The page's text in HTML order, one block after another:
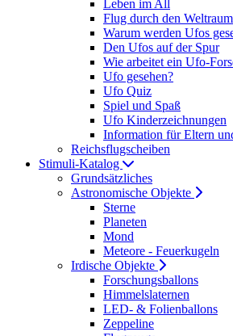
Leben im All
Flug durch den Weltraum
Warum werden Ufos
Den Ufos auf der Spur
Wie arbeitet ein Ufo-
Ufo gesehen?
Ufo Quiz
Spiel und Spaß
Ufo Kinderzeichnungen
Information für Eltern
Reichsflugscheiben
Stimuli-Katalog
Grundsätzliches
Astronomische Objekte
Sterne
Planeten
Mond
Meteore - Feuerkugeln
Irdische Objekte
Forschungsballons
Himmelslaternen
LED- & Folienballons
Zeppeline